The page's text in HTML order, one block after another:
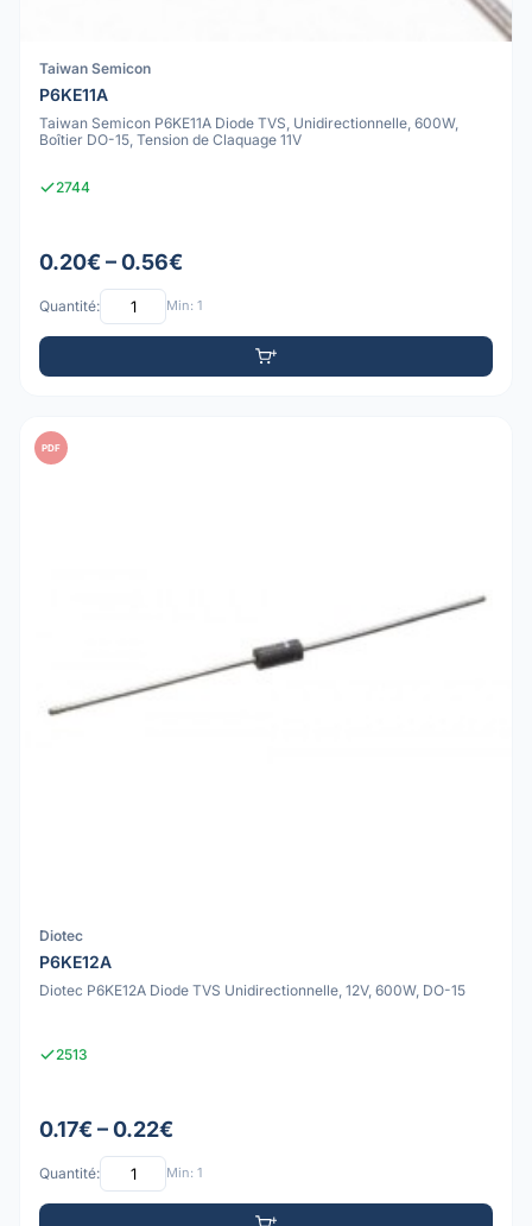
Taiwan Semicon
P6KE11A
Taiwan Semicon P6KE11A Diode TVS, Unidirectionnelle, 600W,
Boîtier DO-15, Tension de Claquage 11V
2744
0.20€ – 0.56€
Quantité: Min: 1
PDF
Diotec
P6KE12A
Diotec P6KE12A Diode TVS Unidirectionnelle, 12V, 600W, DO-15
2513
0.17€ – 0.22€
Quantité: Min: 1